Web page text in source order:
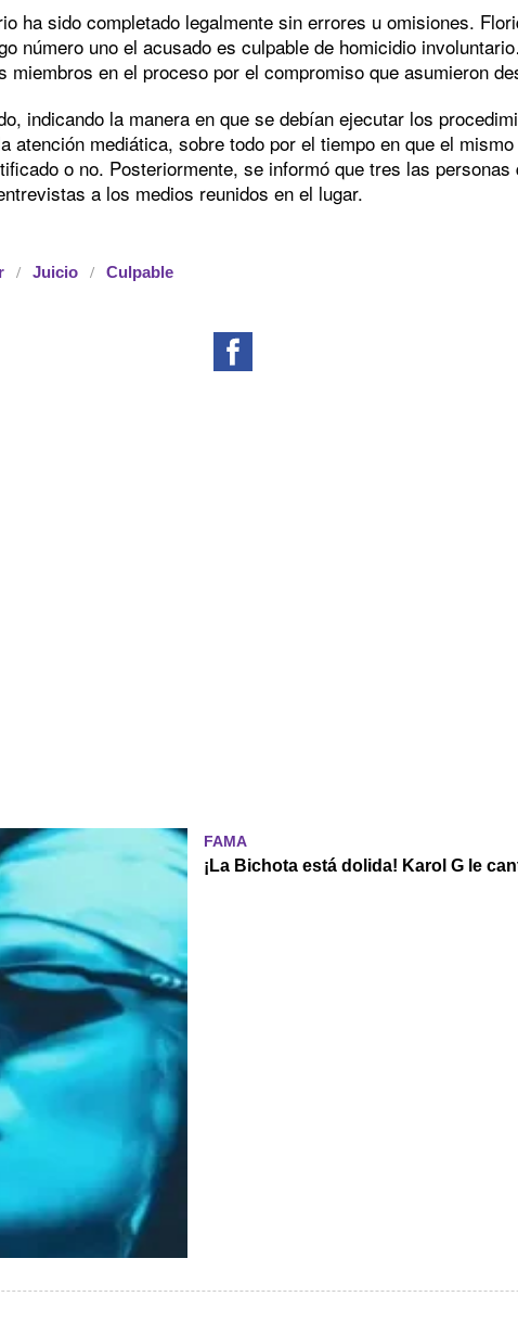
ha sido completado legalmente sin errores u omisiones.
número uno el acusado es culpable de homicidio
miembros en el proceso por el compromiso que asumieron
indicando la manera en que se debían ejecutar los
atención mediática, sobre todo por el tiempo en que el
o no. Posteriormente, se informó que tres las
a los medios reunidos en el lugar.
Juicio Culpable
FAMA
¡La Bichota está dolida! Karol G le